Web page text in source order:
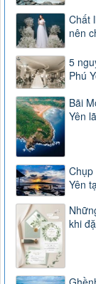
Chất
nên
5
Phú
Bãi
Yên
Chụp
Yên
khi